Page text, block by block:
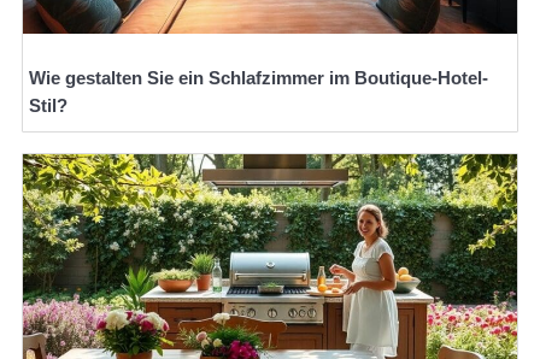
Wie gestalten Sie ein Schlafzimmer im Boutique-Hotel-
Stil?